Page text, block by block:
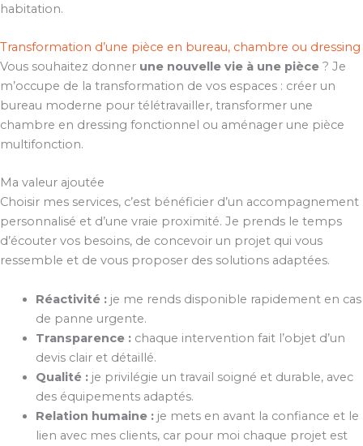
habitation.
Transformation d’une pièce en bureau, chambre ou dressing
Vous souhaitez donner une nouvelle vie à une pièce ? Je
m’occupe de la transformation de vos espaces : créer un
bureau moderne pour télétravailler, transformer une
chambre en dressing fonctionnel ou aménager une pièce
multifonction.
Ma valeur ajoutée
Choisir mes services, c’est bénéficier d’un accompagnement
personnalisé et d’une vraie proximité. Je prends le temps
d’écouter vos besoins, de concevoir un projet qui vous
ressemble et de vous proposer des solutions adaptées.
Réactivité :je me rends disponible rapidement en cas
de panne urgente.
Transparence :chaque intervention fait l’objet d’un
devis clair et détaillé.
Qualité :je privilégie un travail soigné et durable, avec
des équipements adaptés.
Relation humaine :je mets en avant la confiance et le
lien avec mes clients, car pour moi chaque projet est